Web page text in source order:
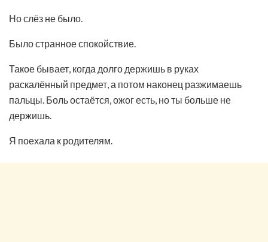
Но слёз не было.
Было странное спокойствие.
Такое бывает, когда долго держишь в руках
раскалённый предмет, а потом наконец разжимаешь
пальцы. Боль остаётся, ожог есть, но ты больше не
держишь.
Я поехала к родителям.